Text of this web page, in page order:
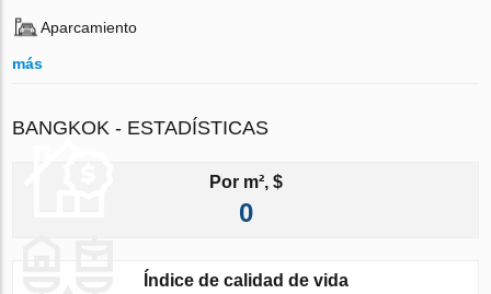
Aparcamiento
más
BANGKOK - ESTADÍSTICAS
Por m², $
0
Índice de calidad de vida